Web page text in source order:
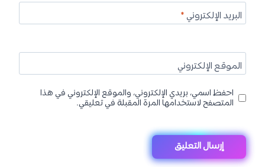
البريد الإلكتروني*
الموقع الإلكتروني
احفظ اسمي، بريدي الإلكتروني، والموقع الإلكتروني في هذا
المتصفح لاستخدامها المرة المقبلة في تعليقي.